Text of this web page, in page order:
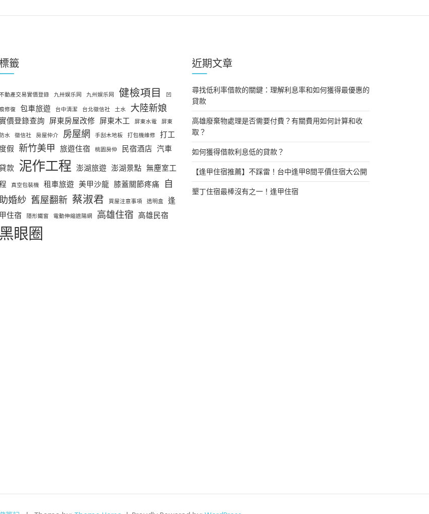
籤
動產交易實價登錄 九卅娱乐网 九州娱乐网 健檢項目
凹
修復
包車旅遊 台中清潔 台北徵信社 土水 大陸新娘
價登錄查詢 屏東房屋改修 屏東木工 屏東水電 屏東
防水 徵信社 房屋仲介 房屋網 手刮木地板 打包機維修 打工
假 新竹美甲 旅遊住宿 桃園房仲 民宿酒店 汽車
款 泥作工程 澎湖旅遊 澎湖景點 無塵室工
真空包裝機 租車旅遊 美甲沙龍 膝蓋關節疼痛
自
婚紗 舊屋翻新 蔡淑君 買屋注意事項 透明盒
逢
甲住宿
隱形鐵窗 電動伸縮遮陽網 高雄住宿 高雄民宿
黑眼圈
近期文章
尋找低利率借款的關鍵：理解利息率和如何獲得最優惠的
貸款
高雄廢棄物處理是否需要付費？有關費用如何計算和收
取？
如何獲得借款利息低的貸款？
【逢甲住宿推薦】不踩雷！台中逢甲8間平價住宿大公開
墾丁住宿最棒沒有之一！逢甲住宿